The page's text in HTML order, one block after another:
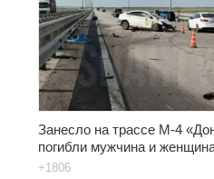
Занесло на трассе М-4
погибли мужчина и
+1806